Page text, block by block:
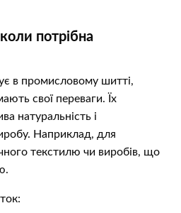
потрібна
в промисловому шитті,
свої переваги. Їх
натуральність і
Наприклад, для
текстилю чи виробів, що